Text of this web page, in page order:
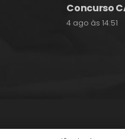
Concurso
4 ago às 14:51
os direitos reservados.